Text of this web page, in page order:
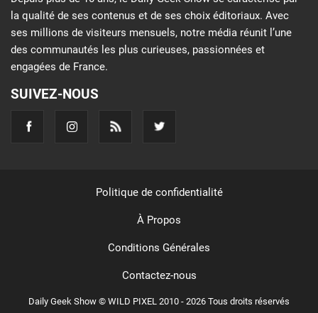
la qualité de ses contenus et de ses choix éditoriaux. Avec
ses millions de visiteurs mensuels, notre média réunit l’une
des communautés les plus curieuses, passionnées et
engagées de France.
SUIVEZ-NOUS
Daily Geek Show © WILD PIXEL 2010 - 2026 Tous droits réservés
Politique de confidentialité
À Propos
Conditions Générales
Contactez-nous